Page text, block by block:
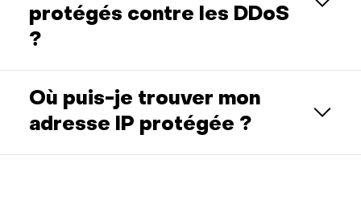
protégés contre les DDoS
?
Où puis-je trouver mon
adresse IP protégée ?